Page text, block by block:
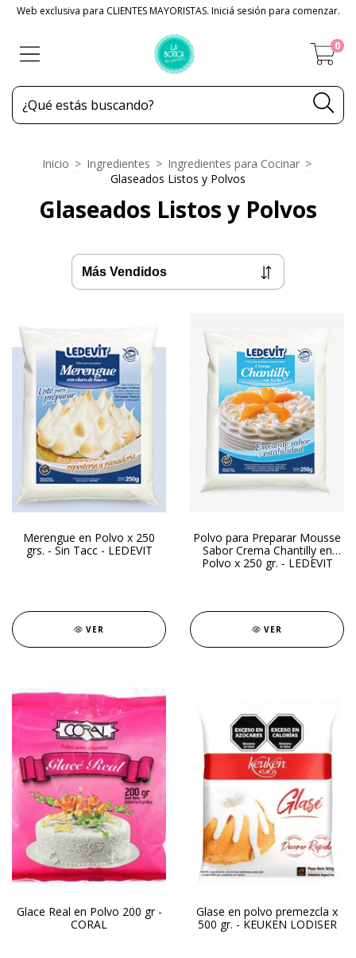
Web exclusiva para CLIENTES MAYORISTAS. Iniciá sesión para comenzar.
0
Inicio > Ingredientes > Ingredientes para Cocinar >
Glaseados Listos y Polvos
Glaseados Listos y Polvos
Merengue en Polvo x 250
grs. - Sin Tacc - LEDEVIT
VER
Polvo para Preparar Mousse
Sabor Crema Chantilly en
Polvo x 250 gr. - LEDEVIT
VER
Glace Real en Polvo 200 gr -
CORAL
Glase en polvo premezcla x
500 gr. - KEUKEN LODISER